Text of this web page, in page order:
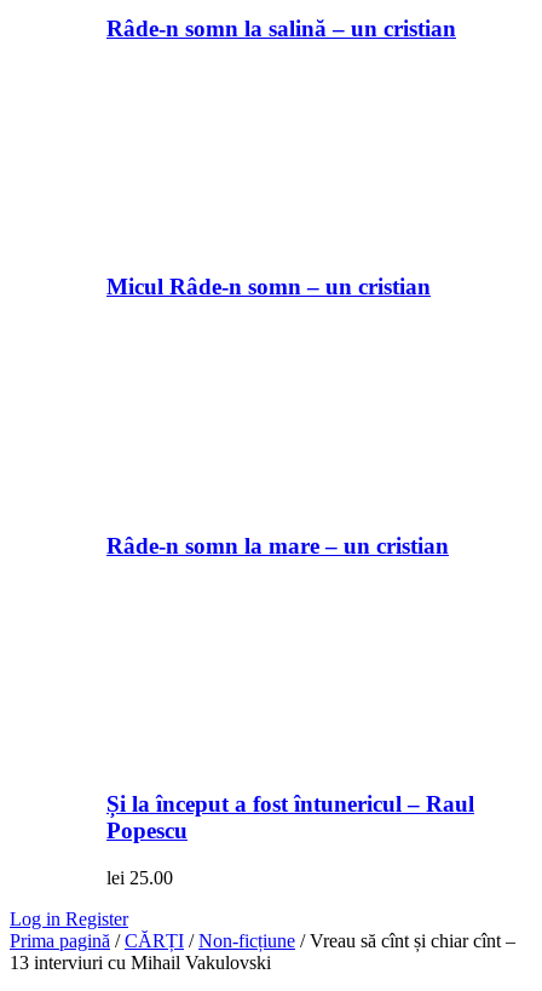
Râde-n somn la salină – un cristian
Micul Râde-n somn – un cristian
Râde-n somn la mare – un cristian
Și la început a fost întunericul – Raul
Popescu
lei 25.00
Log in Register
Prima pagină /CĂRȚI /Non-ficțiune / Vreau să cînt și chiar cînt –
13 interviuri cu Mihail Vakulovski